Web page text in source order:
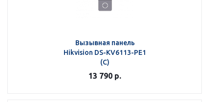
Вызывная панель
Hikvision DS-KV6113-PE1
(C)
13 790 р.